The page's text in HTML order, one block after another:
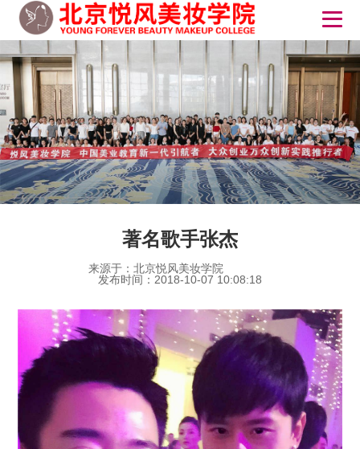
著名歌手张杰
来源于：北京悦风美妆学院
发布时间：2018-10-07 10:08:18